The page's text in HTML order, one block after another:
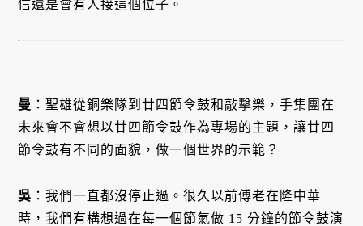
信還是會有人接這個位子。
曼 ：聖雄從銅樂隊到廿四節令鼓和敲擊樂，手集團在
未來會不會想以廿四節令鼓作為專場的主題，讓廿四
節令鼓有不同的面貌，做一個世界的示範？
吳 ：我們一直都沒停止過。很久以前傅老在隆中華
時，我們有構想過在每一個節氣做 15 分鐘的節令鼓演